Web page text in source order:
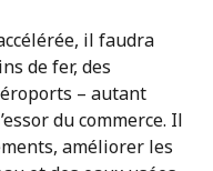
il faudra
de fer, des
– autant
du commerce. Il
améliorer les